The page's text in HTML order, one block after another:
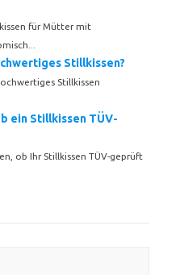
für Mütter mit
Stillkissen?
Stillkissen
ein Stillkissen TÜV-
ob Ihr Stillkissen TÜV-geprüft